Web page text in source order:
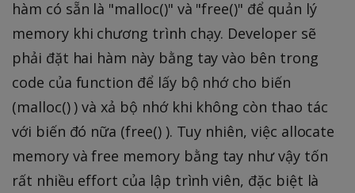
hàm có sẵn là "malloc()" và "free()" để quản lý
memory khi chương trình chạy. Developer sẽ
phải đặt hai hàm này bằng tay vào bên trong
code của function để lấy bộ nhớ cho biến
(malloc() ) và xả bộ nhớ khi không còn thao tác
với biến đó nữa (free() ). Tuy nhiên, việc allocate
memory và free memory bằng tay như vậy tốn
rất nhiều effort của lập trình viên, đặc biệt là